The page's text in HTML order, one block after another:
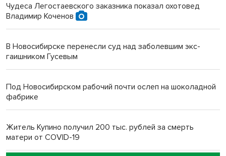
Чудеса Легостаевского заказника показал охотовед
Владимир Коченов
В Новосибирске перенесли суд над заболевшим экс-
гаишником Гусевым
Под Новосибирском рабочий почти ослеп на шоколадной
фабрике
Житель Купино получил 200 тыс. рублей за смерть
матери от COVID-19